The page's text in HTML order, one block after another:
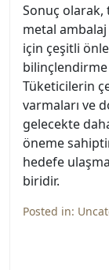
Sonuç olarak,
metal
için çeşitli
Tüketicilerin
varmaları ve
gelecekte
öneme
hedefe
biridir.
Posted in: